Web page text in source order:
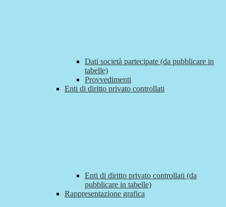
Dati società partecipate (da pubblicare in
tabelle)
Provvedimenti
Enti di diritto privato controllati
Enti di diritto privato controllati (da
pubblicare in tabelle)
Rappresentazione grafica